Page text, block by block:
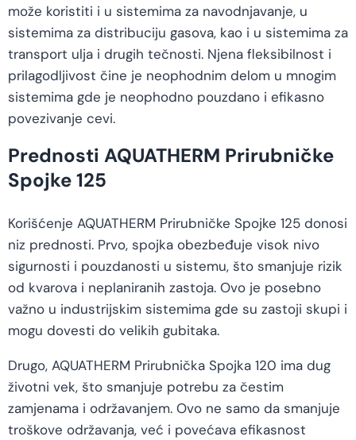
može koristiti i u sistemima za navodnjavanje, u
sistemima za distribuciju gasova, kao i u sistemima za
transport ulja i drugih tečnosti. Njena fleksibilnost i
prilagodljivost čine je neophodnim delom u mnogim
sistemima gde je neophodno pouzdano i efikasno
povezivanje cevi.
Prednosti AQUATHERM Prirubničke
Spojke 125
Korišćenje AQUATHERM Prirubničke Spojke 125 donosi
niz prednosti. Prvo, spojka obezbeđuje visok nivo
sigurnosti i pouzdanosti u sistemu, što smanjuje rizik
od kvarova i neplaniranih zastoja. Ovo je posebno
važno u industrijskim sistemima gde su zastoji skupi i
mogu dovesti do velikih gubitaka.
Drugo, AQUATHERM Prirubnička Spojka 120 ima dug
životni vek, što smanjuje potrebu za čestim
zamjenama i održavanjem. Ovo ne samo da smanjuje
troškove održavanja, već i povećava efikasnost